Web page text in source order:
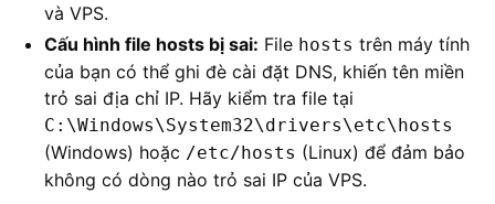
và VPS.
Cấu hình file hosts bị sai: File hosts trên máy tính
của bạn có thể ghi đè cài đặt DNS, khiến tên miền
trỏ sai địa chỉ IP. Hãy kiểm tra file tại
C:\Windows\System32\drivers\etc\hosts
(Windows) hoặc /etc/hosts (Linux) để đảm bảo
không có dòng nào trỏ sai IP của VPS.